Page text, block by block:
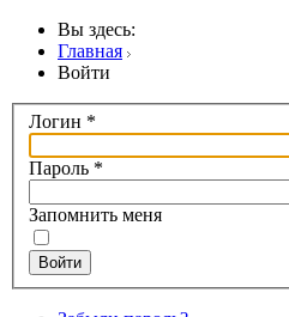
Вы здесь:
Главная
Войти
Логин *
Пароль *
Запомнить меня
Войти